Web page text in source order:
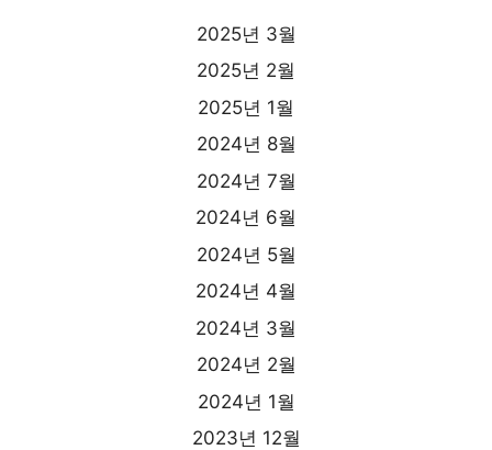
2025년 3월
2025년 2월
2025년 1월
2024년 8월
2024년 7월
2024년 6월
2024년 5월
2024년 4월
2024년 3월
2024년 2월
2024년 1월
2023년 12월